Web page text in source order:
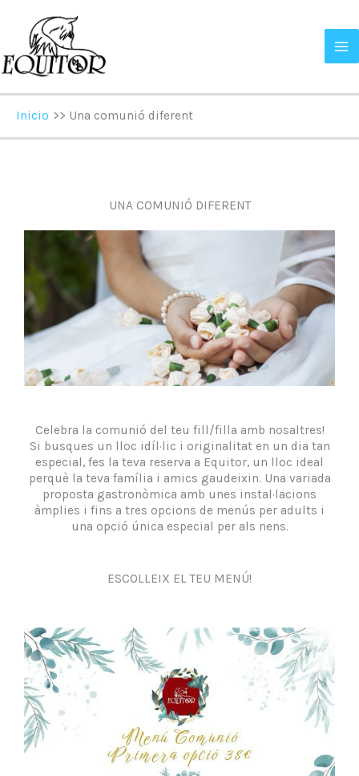
contenido
Inicio Una comunió diferent
UNA COMUNIÓ DIFERENT
Celebra la comunió del teu fill/filla amb nosaltres!
Si busques un lloc idíl·lic i originalitat en un dia tan
especial, fes la teva reserva a Equitor, un lloc ideal
perquè la teva família i amics gaudeixin. Una variada
proposta gastronòmica amb unes instal·lacions
àmplies i fins a tres opcions de menús per adults i
una opció única especial per als nens.
ESCOLLEIX EL TEU MENÚ!